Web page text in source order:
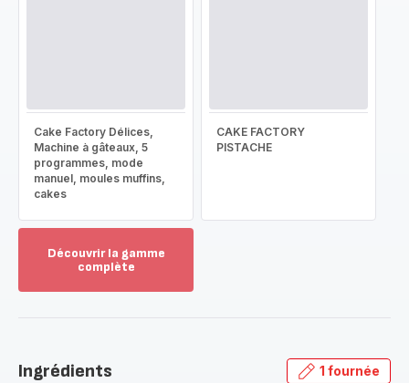
Cake Factory Délices,
Machine à gâteaux, 5
programmes, mode
manuel, moules muffins,
cakes
CAKE FACTORY
PISTACHE
Découvrir la gamme
complète
gamme
Ingrédients 1 fournée